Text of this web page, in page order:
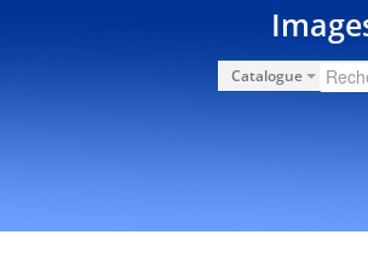
Catalogue